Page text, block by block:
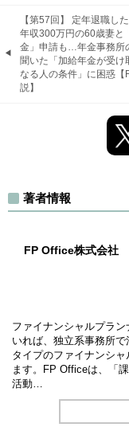
【第57回】 定年退職し
年収300万円の60歳妻と
金」申請も…年金事務所
聞いた「加給年金が受け
なる人の条件」に困惑【
説】
著者情報
FP Office株式会社
ファイナンシャルプラ
いれば、独立系事務所
タイプのファイナンシ
ます。FP Officeは、「
活動…